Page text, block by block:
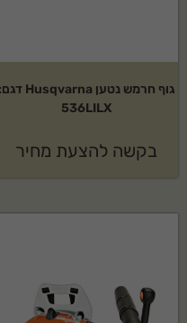
גוף חרמש נטען Husqvarna דגם:
536LILX
בקשה להצעת מחיר